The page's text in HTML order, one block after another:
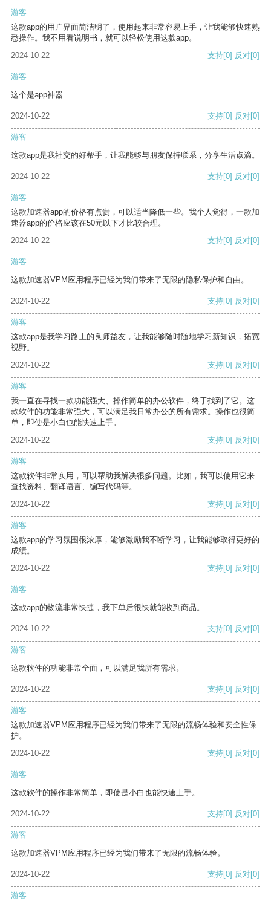
游客
这款app的用户界面简洁明了，使用起来非常容易上手，让我能够快速熟
悉操作。我不用看说明书，就可以轻松使用这款app。
2024-10-22
支持[0] 反对[0]
游客
这个是app神器
2024-10-22 支持[0] 反对[0]
游客
这款app是我社交的好帮手，让我能够与朋友保持联系，分享生活点滴。
2024-10-22 支持[0] 反对[0]
游客
这款加速器app的价格有点贵，可以适当降低一些。我个人觉得，一款加
速器app的价格应该在50元以下才比较合理。
2024-10-22
支持[0] 反对[0]
游客
这款加速器VPM应用程序已经为我们带来了无限的隐私保护和自由。
2024-10-22 支持[0] 反对[0]
游客
这款app是我学习路上的良师益友，让我能够随时随地学习新知识，拓宽
视野。
2024-10-22
支持[0] 反对[0]
游客
我一直在寻找一款功能强大、操作简单的办公软件，终于找到了它。这
款软件的功能非常强大，可以满足我日常办公的所有需求。操作也很简
单，即使是小白也能快速上手。
2024-10-22
支持[0] 反对[0]
游客
这款软件非常实用，可以帮助我解决很多问题。比如，我可以使用它来
查找资料、翻译语言、编写代码等。
2024-10-22
支持[0] 反对[0]
游客
这款app的学习氛围很浓厚，能够激励我不断学习，让我能够取得更好的
成绩。
2024-10-22
支持[0] 反对[0]
游客
这款app的物流非常快捷，我下单后很快就能收到商品。
2024-10-22 支持[0] 反对[0]
游客
这款软件的功能非常全面，可以满足我所有需求。
2024-10-22 支持[0] 反对[0]
游客
这款加速器VPM应用程序已经为我们带来了无限的流畅体验和安全性保
护。
2024-10-22
支持[0] 反对[0]
游客
这款软件的操作非常简单，即使是小白也能快速上手。
2024-10-22 支持[0] 反对[0]
游客
这款加速器VPM应用程序已经为我们带来了无限的流畅体验。
2024-10-22 支持[0] 反对[0]
游客